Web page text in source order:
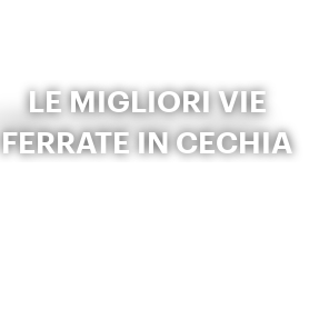
LE MIGLIORI VIE
FERRATE IN CECHIA